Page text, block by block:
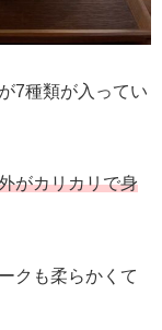
7種類が入ってい
がカリカリで身
クも柔らかくて